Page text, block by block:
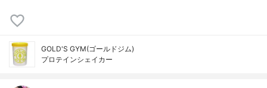
GOLD'S GYM(ゴールドジム)
プロテインシェイカー